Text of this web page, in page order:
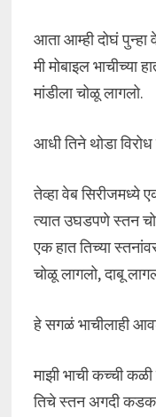
आता आम्ही दोघं पुन्हा
मी मोबाइल भाचीच्या
मांडीला चोळू लागलो.
आधी तिने थोडा
तेव्हा वेब सिरीजमध्ये
त्यात उघडपणे स्तन
एक हात तिच्या
चोळू लागलो, दाबू
हे सगळं भाचीलाही
माझी भाची कच्ची कळी
तिचे स्तन अगदी